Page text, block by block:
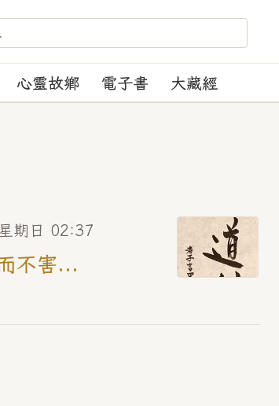
心靈故鄉 電子書 大藏經
期日 02:37
不害...